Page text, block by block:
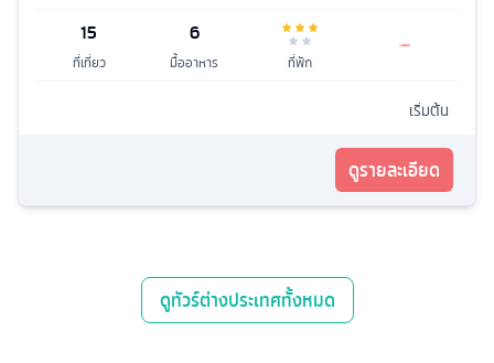
15
ที่เที่ยว
6
มื้ออาหาร ที่พัก
เริ่มต้น
ดูรายละเอียด
ดูทัวร์ต่างประเทศทั้งหมด